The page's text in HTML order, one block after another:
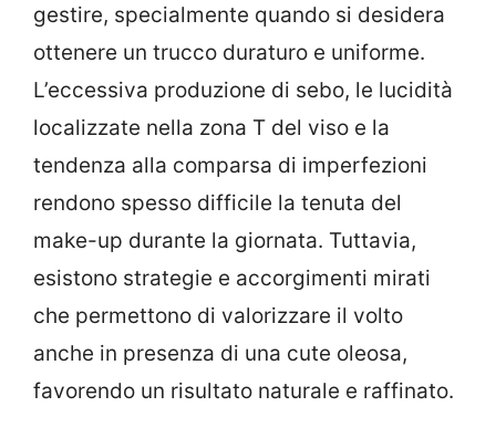
gestire, specialmente quando si desidera
ottenere un trucco duraturo e uniforme.
L’eccessiva produzione di sebo, le lucidità
localizzate nella zona T del viso e la
tendenza alla comparsa di imperfezioni
rendono spesso difficile la tenuta del
make-up durante la giornata. Tuttavia,
esistono strategie e accorgimenti mirati
che permettono di valorizzare il volto
anche in presenza di una cute oleosa,
favorendo un risultato naturale e raffinato.